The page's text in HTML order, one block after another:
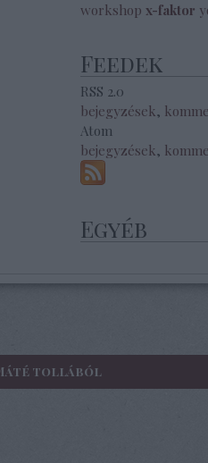
workshop x-faktor
Feedek
RSS 2.0
bejegyzések,
Atom
bejegyzések,
Egyéb
Máté tollából